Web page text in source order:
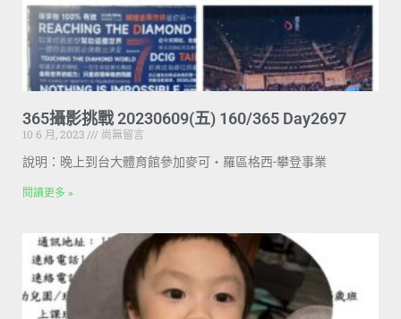
365攝影挑戰 20230609(五) 160/365 Day2697
10 6 月, 2023
尚無留言
說明：晚上到台大體育館參加麥可・羅區格西-攀登事業
閱讀更多 »